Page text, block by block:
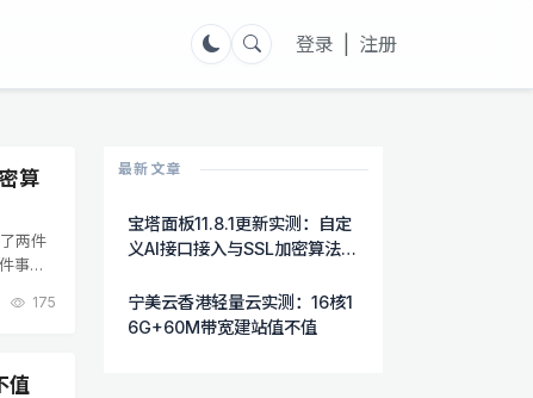
登录 注册
算
两件
事都
功能
175
值
最新文章
宝塔面板11.8.1更新实测：自定
义AI接口接入与SSL加密算法自
宁美云香港轻量云实测：16核1
6G+60M带宽建站值不值